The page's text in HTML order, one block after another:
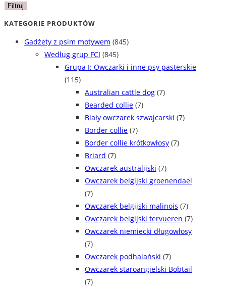
min
Filtruj
KATEGORIE PRODUKTÓW
Gadżety z psim motywem (845)
Według grup FCI (845)
Grupa I: Owczarki i inne psy pasterskie
(115)
Australian cattle dog (7)
Bearded collie (7)
Biały owczarek szwajcarski (7)
Border collie (7)
Border collie krótkowłosy (7)
Briard (7)
Owczarek australijski (7)
Owczarek belgijski groenendael
(7)
Owczarek belgijski malinois (7)
Owczarek belgijski tervueren (7)
Owczarek niemiecki długowłosy
(7)
Owczarek podhalański (7)
Owczarek staroangielski Bobtail
(7)